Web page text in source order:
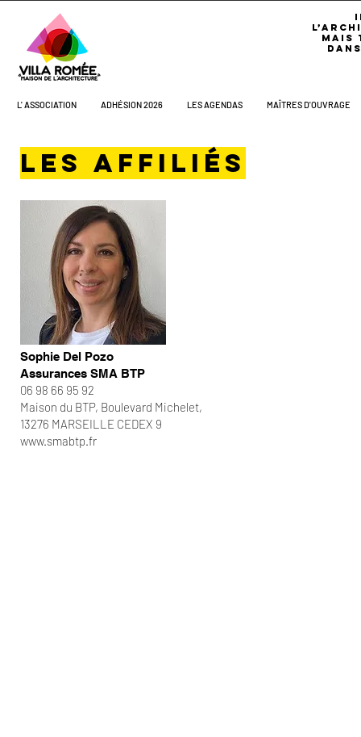
MAIS
L' ASSOCIATION ADHÉSION 2026 LES AGENDAS MAÎTRES D'OUVRAGE
Les AFFILIés
Sophie Del Pozo
Assurances SMA BTP
06 98 66 95 92
Maison du BTP, Boulevard Michelet,
13276 MARSEILLE CEDEX 9
www.smabtp.fr